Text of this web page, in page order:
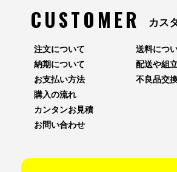
CUSTOMER カス
注文について
納期について
お支払い方法
送料につ
配送や組
不良品交
購入の流れ
カンタンお見積
お問い合わせ